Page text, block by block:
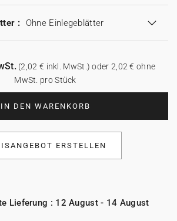
: Ohne Einlegeblätter
IN DEN WARENKORB
(2,02 € inkl. MwSt.) oder 2,02 € ohne
MwSt. pro Stück
ERSTELLEN
Lieferung : 12 August - 14 August